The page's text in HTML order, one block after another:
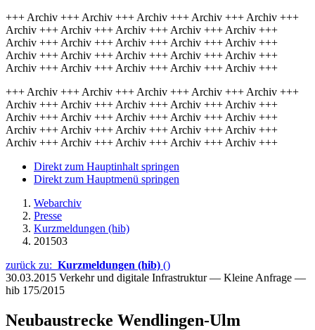
+++ Archiv +++ Archiv +++ Archiv +++ Archiv +++ Archiv +++
Archiv +++ Archiv +++ Archiv +++ Archiv +++ Archiv +++
Archiv +++ Archiv +++ Archiv +++ Archiv +++ Archiv +++
Archiv +++ Archiv +++ Archiv +++ Archiv +++ Archiv +++
Archiv +++ Archiv +++ Archiv +++ Archiv +++ Archiv +++
+++ Archiv +++ Archiv +++ Archiv +++ Archiv +++ Archiv +++
Archiv +++ Archiv +++ Archiv +++ Archiv +++ Archiv +++
Archiv +++ Archiv +++ Archiv +++ Archiv +++ Archiv +++
Archiv +++ Archiv +++ Archiv +++ Archiv +++ Archiv +++
Archiv +++ Archiv +++ Archiv +++ Archiv +++ Archiv +++
Direkt zum Hauptinhalt springen
Direkt zum Hauptmenü springen
Webarchiv
Presse
Kurzmeldungen (hib)
201503
zurück zu: Kurzmeldungen (hib) ()
30.03.2015 Verkehr und digitale Infrastruktur — Kleine Anfrage —
hib 175/2015
Neubaustrecke Wendlingen-Ulm